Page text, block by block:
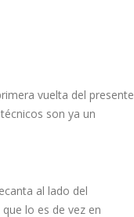
vuelta del presente
son ya un
al lado del
lo es de vez en